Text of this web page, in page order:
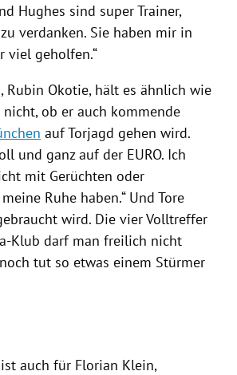
Hughes sind super Trainer,
verdanken. Sie haben mir in
viel geholfen.“
Rubin Okotie, hält es ähnlich wie
nicht, ob er auch kommende
auf Torjagd gehen wird.
und ganz auf der EURO. Ich
mit Gerüchten oder
Ruhe haben.“ Und Tore
wird. Die vier Volltreffer
Klub darf man freilich nicht
tut so etwas einem Stürmer
auch für Florian Klein,